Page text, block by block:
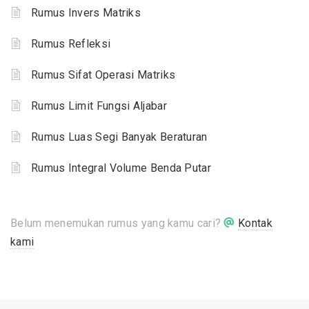
Rumus Invers Matriks
Rumus Refleksi
Rumus Sifat Operasi Matriks
Rumus Limit Fungsi Aljabar
Rumus Luas Segi Banyak Beraturan
Rumus Integral Volume Benda Putar
Belum menemukan rumus yang kamu cari?
Kontak
kami